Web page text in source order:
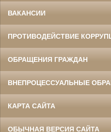
ВАКАНСИИ
ПРОТИВОДЕЙСТВИЕ
ОБРАЩЕНИЯ ГРАЖДАН
ВНЕПРОЦЕССУАЛЬНЫЕ
КАРТА САЙТА
ОБЫЧНАЯ ВЕРСИЯ САЙТА